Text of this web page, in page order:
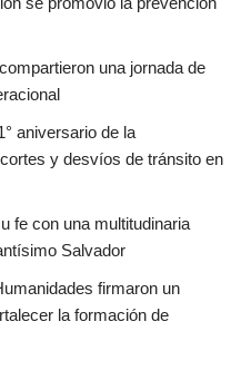
una jornada de
aniversario de la
y desvíos de tránsito en
fe con una multitudinaria
Salvador
firmaron un
la formación de